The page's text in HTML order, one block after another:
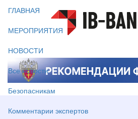
ГЛАВНАЯ
МЕРОПРИЯТИЯ
НОВОСТИ
Все новости
Безопасникам
Комментарии экспертов